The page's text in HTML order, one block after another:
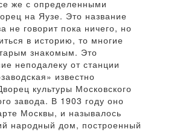
же с определенными
на Яузе. Это название
не говорит пока ничего, но
в историю, то многие
знакомым. Это
неподалеку от станции
известно
культуры Московского
завода. В 1903 году оно
Москвы, и называлось
народный дом, построенный